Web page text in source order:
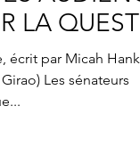
mensuels
LA
écrit par Micah